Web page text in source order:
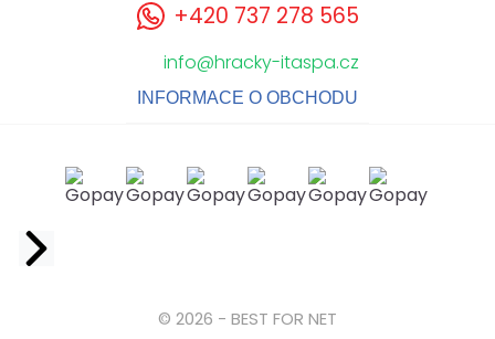
+420 737 278 565
info@hracky-itaspa.cz
INFORMACE O OBCHODU
© 2026 - BEST FOR NET